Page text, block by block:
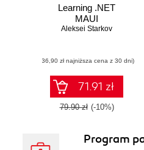
Learning .NET
MAUI
Aleksei Starkov
(36,90 zł najniższa cena z 30 dni)
71.91 zł
79.90 zł (-10%)
Program